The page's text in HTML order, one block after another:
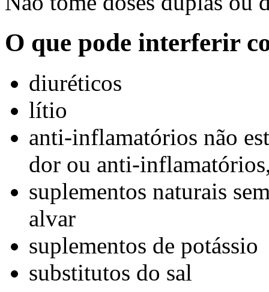
O que pode interferir
diuréticos
lítio
anti-inflamatórios não
dor ou anti-
suplementos naturais
alvar
suplementos de potássio
substitutos do sal